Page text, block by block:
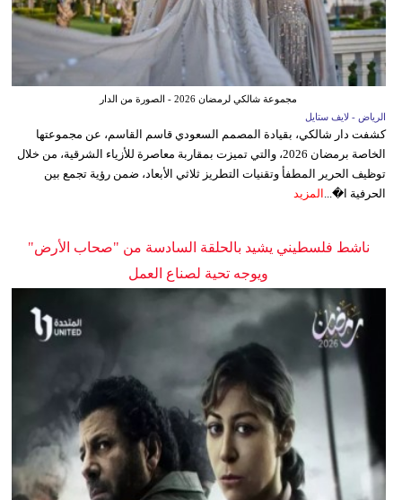
مجموعة شالكي لرمضان 2026 - الصورة من الدار
الرياض - لايف ستايل
كشفت دار شالكي، بقيادة المصمم السعودي قاسم القاسم، عن مجموعتها
الخاصة برمضان 2026، والتي تميزت بمقاربة معاصرة للأزياء الشرقية، من خلال
توظيف الحرير المطفأ وتقنيات التطريز ثلاثي الأبعاد، ضمن رؤية تجمع بين
الحرفية ا�... المزيد
ناشط فلسطيني يشيد بالحلقة السادسة من "صحاب الأرض"
ويوجه تحية لصناع العمل